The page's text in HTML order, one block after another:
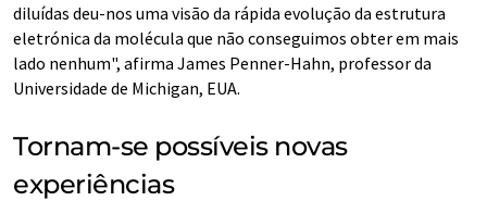
diluídas deu-nos uma visão da rápida evolução da estrutura
eletrónica da molécula que não conseguimos obter em mais
lado nenhum", afirma James Penner-Hahn, professor da
Universidade de Michigan, EUA.
Tornam-se possíveis novas
experiências